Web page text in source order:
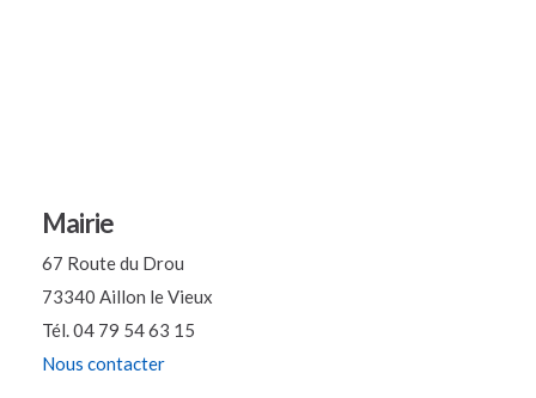
Mairie
67 Route du Drou
73340 Aillon le Vieux
Tél. 04 79 54 63 15
Nous contacter